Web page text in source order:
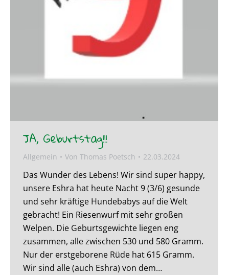
JA, Geburtstag!!!
Allgemein Von Thomas Poetsch 22.03.2024
Das Wunder des Lebens! Wir sind super happy,
unsere Eshra hat heute Nacht 9 (3/6) gesunde
und sehr kräftige Hundebabys auf die Welt
gebracht! Ein Riesenwurf mit sehr großen
Welpen. Die Geburtsgewichte liegen eng
zusammen, alle zwischen 530 und 580 Gramm.
Nur der erstgeborene Rüde hat 615 Gramm.
Wir sind alle (auch Eshra) von dem…